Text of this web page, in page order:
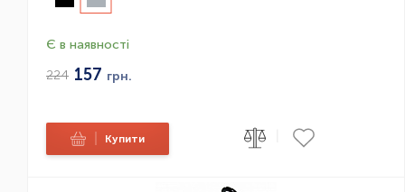
Є в наявності
224 157 грн.
Купити